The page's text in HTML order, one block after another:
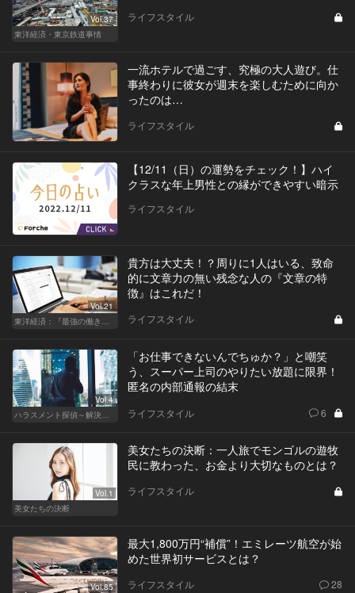
Vol.37
東洋経済・東京鉄道事情
ライフスタイル
一流ホテルで過ごす、究極の大人遊び。仕
事終わりに彼女が週末を楽しむために向か
ったのは…
ライフスタイル
【12/11（日）の運勢をチェック！】ハイ
クラスな年上男性との縁ができやすい暗示
ライフスタイル
Vol.21
東洋経済：『最強の働き方』『一流の育て方』
貴方は大丈夫！？周りに1人はいる、致命
的に文章力の無い残念な人の『文章の特
徴』はこれだ！
ライフスタイル
Vol.4
ハラスメント探偵～解決編～
「お仕事できないんでちゅか？」と嘲笑
う、スーパー上司のやりたい放題に限界！
匿名の内部通報の結末
ライフスタイル 6
Vol.1
美女たちの決断
美女たちの決断：一人旅でモンゴルの遊牧
民に教わった、お金より大切なものとは？
ライフスタイル
Vol.85
最大1,800万円“補償”！エミレーツ航空が始
めた世界初サービスとは？
ライフスタイル 28